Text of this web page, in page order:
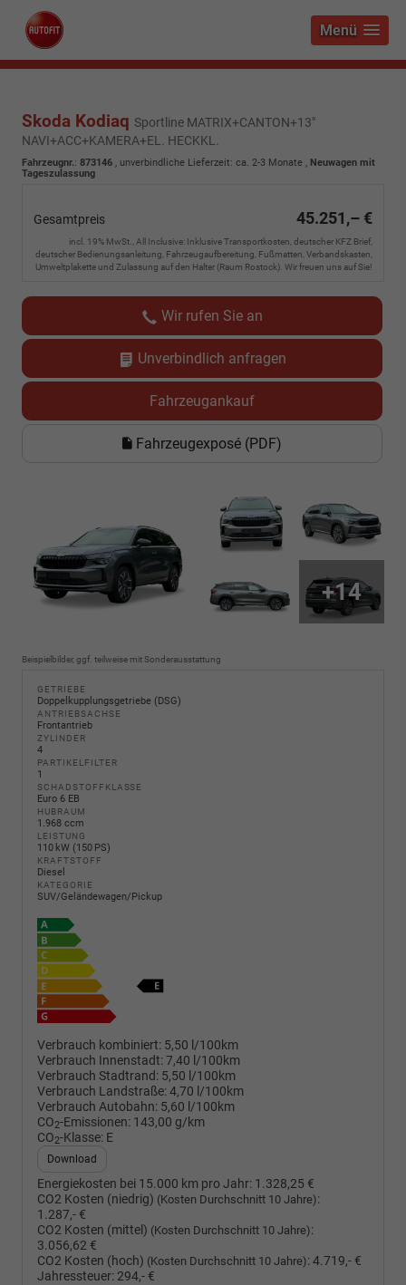
Menü
Skoda Kodiaq Sportline MATRIX+CANTON+13"
NAVI+ACC+KAMERA+EL. HECKKL.
Fahrzeugnr.: 873146 , unverbindliche Lieferzeit: ca. 2-3 Monate , Neuwagen mit
Tageszulassung
Gesamtpreis 45.251,– €
incl. 19% MwSt., All Inclusive: Inklusive Transportkosten, deutscher KFZ Brief,
deutscher Bedienungsanleitung, Fahrzeugaufbereitung, Fußmatten, Verbandskasten,
Umweltplakette und Zulassung auf den Halter (Raum Rostock). Wir freuen uns auf Sie!
Wir rufen Sie an
Unverbindlich anfragen
Fahrzeugankauf
Fahrzeugexposé (PDF)
+14
Beispielbilder, ggf. teilweise mit Sonderausstattung
GETRIEBE
Doppelkupplungsgetriebe (DSG)
ANTRIEBSACHSE
Frontantrieb
ZYLINDER
4
PARTIKELFILTER
1
SCHADSTOFFKLASSE
Euro 6 EB
HUBRAUM
1.968 ccm
LEISTUNG
110 kW (150 PS)
KRAFTSTOFF
Diesel
KATEGORIE
SUV/Geländewagen/Pickup
Verbrauch kombiniert: 5,50 l/100km
Verbrauch Innenstadt:7,40 l/100km
Verbrauch Stadtrand: 5,50 l/100km
Verbrauch Landstraße:4,70 l/100km
Verbrauch Autobahn: 5,60 l/100km
CO2-Emissionen: 143,00 g/km
CO2-Klasse: E
Download
Energiekosten bei 15.000 km pro Jahr: 1.328,25 €
CO2 Kosten (niedrig) (Kosten Durchschnitt 10 Jahre):
1.287,- €
CO2 Kosten (mittel) (Kosten Durchschnitt 10 Jahre):
3.056,62 €
CO2 Kosten (hoch) (Kosten Durchschnitt 10 Jahre):4.719,- €
Jahressteuer: 294,- €